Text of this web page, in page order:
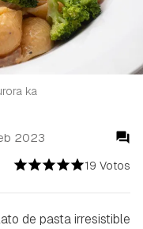
19 Votos
2023
ka
de pasta irresistible